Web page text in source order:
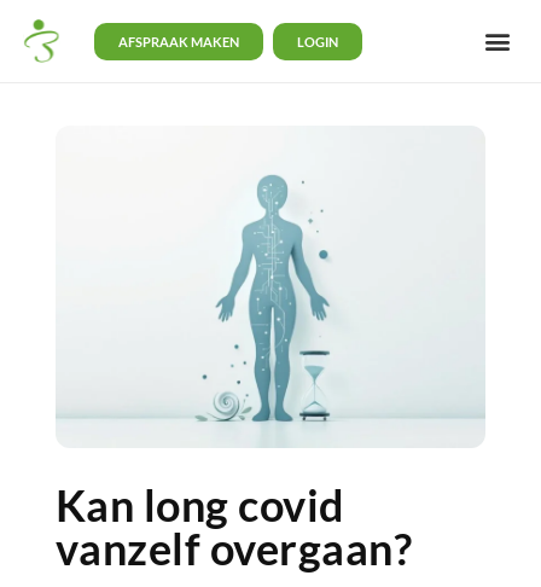
AFSPRAAK MAKEN LOGIN
Kan long covid
vanzelf overgaan?